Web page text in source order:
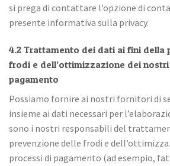
si prega di contattare l’opzione di
presente informativa sulla privacy.
4.2 Trattamento dei dati ai fini della
frodi e dell’ottimizzazione dei
pagamento
Possiamo fornire ai nostri fornitori di
insieme ai dati necessari per
sono i nostri responsabili del
prevenzione delle frodi e
processi di pagamento (ad esempio,